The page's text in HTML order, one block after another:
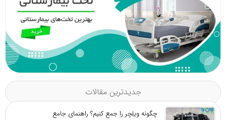
جدیدترین مقالات
چگونه ویلچر را جمع کنیم؟ راهنمای جامع